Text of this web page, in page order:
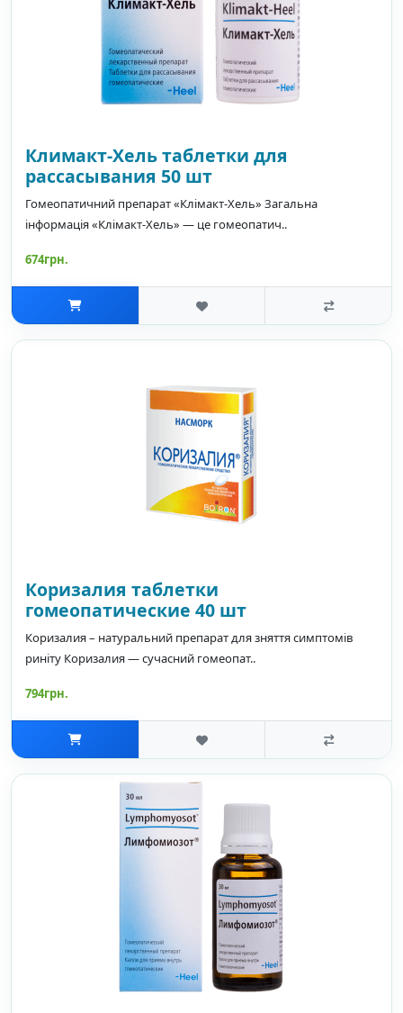
Климакт-Хель таблетки для
рассасывания 50 шт
Гомеопатичний препарат «Клімакт-Хель» Загальна
інформація «Клімакт-Хель» — це гомеопатич..
674грн.
Коризалия таблетки
гомеопатические 40 шт
Коризалия – натуральний препарат для зняття симптомів
риніту Коризалия — сучасний гомеопат..
794грн.